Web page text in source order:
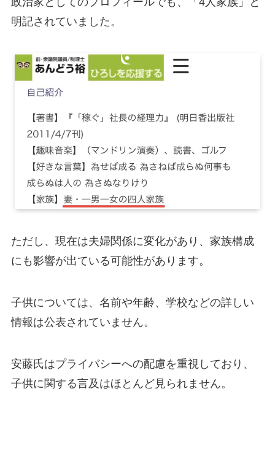
明記されていました。
ただし、現在は夫婦関係に変化があり、家族構成
にも影響が出ている可能性があります。
子供については、名前や年齢、学校などの詳しい
情報は公表されていません。
安藤氏はプライバシーへの配慮を重視しており、
子供に関する言及はほとんど見られません。